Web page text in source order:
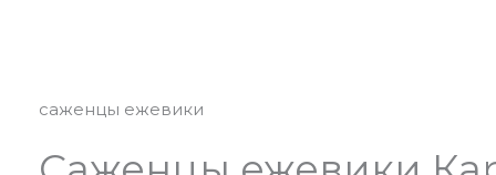
саженцы ежевики